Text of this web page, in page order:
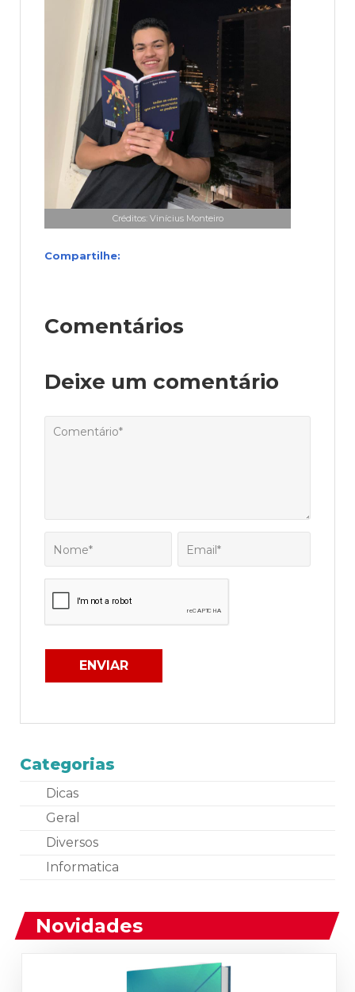
Créditos: Vinícius Monteiro
Compartilhe:
Comentários
Deixe um comentário
Categorias
Dicas
Geral
Diversos
Informatica
Novidades